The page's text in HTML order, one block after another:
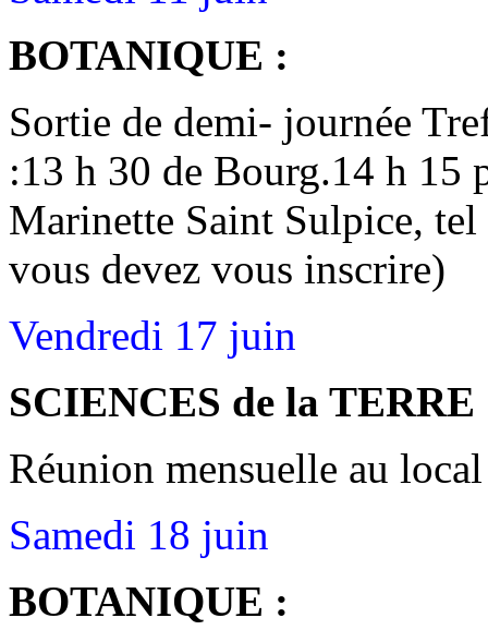
BOTANIQUE :
Sortie de demi- journée
:13 h 30 de Bourg.14 h 15
Marinette Saint Sulpice,
vous devez vous inscrire)
Vendredi 17 juin
SCIENCES de la TERRE
Réunion mensuelle au
Samedi 18 juin
BOTANIQUE :